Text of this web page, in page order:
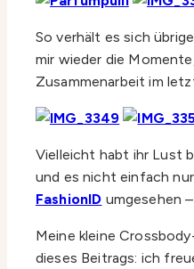
So verhält es sich
mir wieder die
Zusammenarbeit im
Vielleicht habt ihr Lust
und es nicht einfach
FashionID umgesehen
Meine kleine
dieses Beitrags: ich